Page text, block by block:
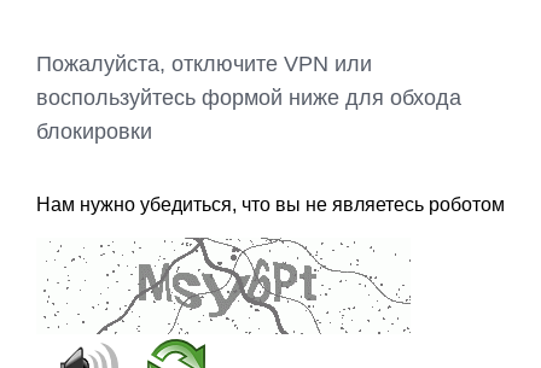
Пожалуйста, отключите VPN или
воспользуйтесь формой ниже для обхода
блокировки
Нам нужно убедиться, что вы не являетесь роботом